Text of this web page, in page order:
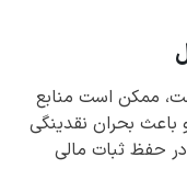
ممکن است منابع
باعث بحران نقدینگی
حفظ ثبات مالی